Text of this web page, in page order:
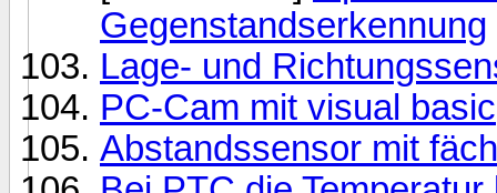
Gegenstandserkennung
Lage- und
PC-Cam mit visual basic
Abstandssensor mit